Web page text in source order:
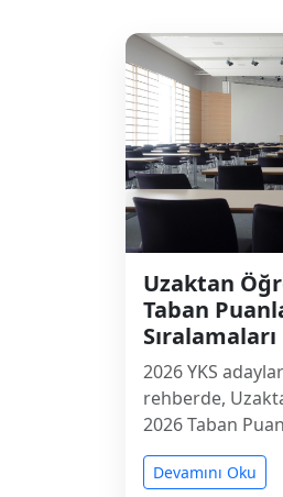
Uzaktan
Taban
Sıralamaları
2026 YKS
rehberde,
2026 Taban
Devamını Oku